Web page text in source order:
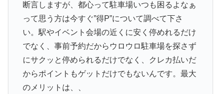
断言しますが、都心って駐車場いつも困るよなぁ
って思う方は今すぐ”得P”について調べて下さ
い。駅やイベント会場の近くに安く停めれるだけ
でなく、事前予約だからウロウロ駐車場を探さず
にサクッと停められるだけでなく、クレカ払いだ
からポイントもゲットだけでもないんです。最大
のメリットは、、